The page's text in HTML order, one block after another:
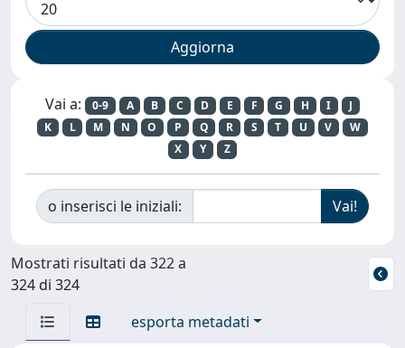
Vai a: 0-9 A B C D E F G H I
J
K
L M N O P Q R S T U V
W
X
Y Z
o inserisci le iniziali:
Mostrati risultati da 322 a
324 di 324
esporta metadati